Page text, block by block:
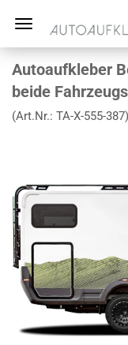
Autoaufkleber
beide
(Art.Nr.: TA-X-555-387)